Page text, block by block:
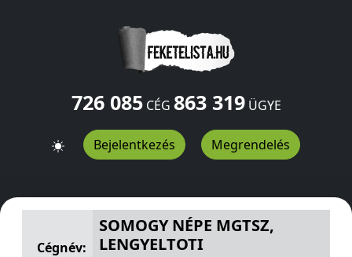
726 085CÉG 863 319ÜGYE
Bejelentkezés Megrendelés
SOMOGY NÉPE MGTSZ, LENGYELTOTIZsigmond major
Cégnév:
SOMOGY NÉPE MGTSZ,
LENGYELTOTI